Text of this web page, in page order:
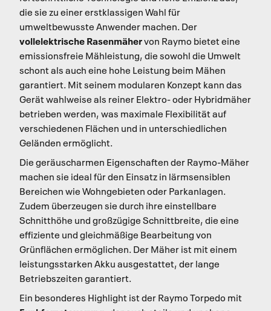
die sie zu einer erstklassigen Wahl für
umweltbewusste Anwender machen. Der
vollelektrische Rasenmähervon Raymo bietet eine
emissionsfreie Mähleistung, die sowohl die Umwelt
schont als auch eine hohe Leistung beim Mähen
garantiert. Mit seinem modularen Konzept kann das
Gerät wahlweise als reiner Elektro- oder Hybridmäher
betrieben werden, was maximale Flexibilität auf
verschiedenen Flächen und in unterschiedlichen
Geländen ermöglicht.
Die geräuscharmen Eigenschaften der Raymo-Mäher
machen sie ideal für den Einsatz in lärmsensiblen
Bereichen wie Wohngebieten oder Parkanlagen.
Zudem überzeugen sie durch ihre einstellbare
Schnitthöhe und großzügige Schnittbreite, die eine
effiziente und gleichmäßige Bearbeitung von
Grünflächen ermöglichen. Der Mäher ist mit einem
leistungsstarken Akku ausgestattet, der lange
Betriebszeiten garantiert.
Ein besonderes Highlight ist der Raymo Torpedo mit